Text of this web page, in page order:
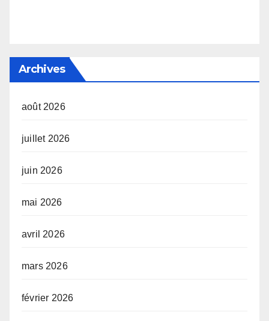
Archives
août 2026
juillet 2026
juin 2026
mai 2026
avril 2026
mars 2026
février 2026